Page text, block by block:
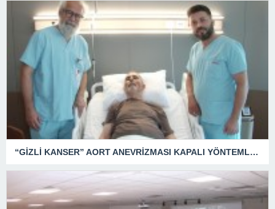
“GİZLİ KANSER” AORT ANEVRİZMASI KAPALI YÖNTEMLE TEDAVİ EDİLDİ